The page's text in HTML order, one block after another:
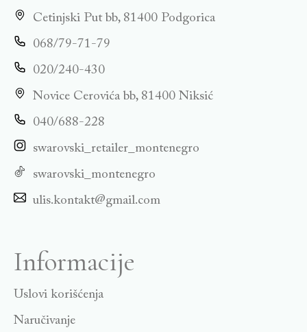
Cetinjski Put bb, 81400 Podgorica
068/79-71-79
020/240-430
Novice Cerovića bb, 81400 Niksić
040/688-228
swarovski_retailer_montenegro
swarovski_montenegro
ulis.kontakt@gmail.com
Informacije
Uslovi korišćenja
Naručivanje